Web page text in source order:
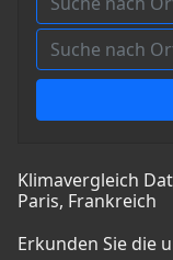
Klimavergleich
Paris, Frankreich
Erkunden Sie die